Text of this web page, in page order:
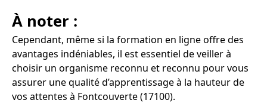
À noter :
Cependant, même si la formation en ligne offre des
avantages indéniables, il est essentiel de veiller à
choisir un organisme reconnu et reconnu pour vous
assurer une qualité d’apprentissage à la hauteur de
vos attentes à Fontcouverte (17100).